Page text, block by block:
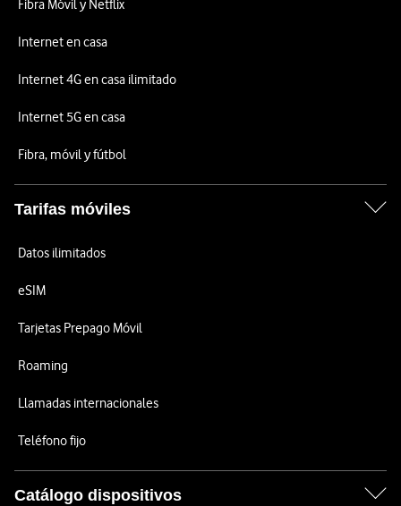
Fibra Móvil y Netflix
Internet en casa
Internet 4G en casa ilimitado
Internet 5G en casa
Fibra, móvil y fútbol
Tarifas móviles
Datos ilimitados
eSIM
Tarjetas Prepago Móvil
Roaming
Llamadas internacionales
Teléfono fijo
Catálogo dispositivos